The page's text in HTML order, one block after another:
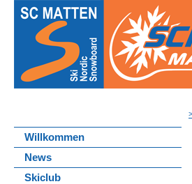
Willkommen
News
Skiclub